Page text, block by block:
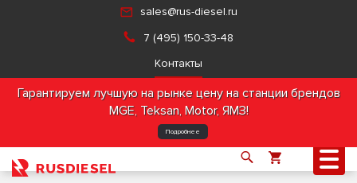
sales@rus-diesel.ru
7 (495) 150-33-48
Контакты
Гарантируем лучшую на рынке цену на станции брендов
MGE, Teksan, Motor, ЯМЗ!
Подробнее